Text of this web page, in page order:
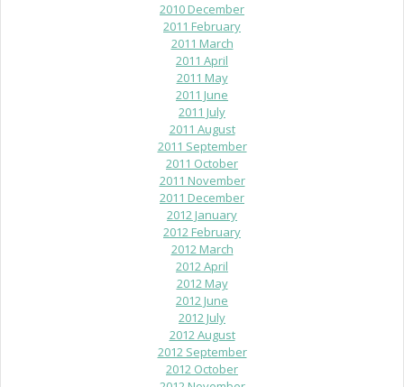
2010 December
2011 February
2011 March
2011 April
2011 May
2011 June
2011 July
2011 August
2011 September
2011 October
2011 November
2011 December
2012 January
2012 February
2012 March
2012 April
2012 May
2012 June
2012 July
2012 August
2012 September
2012 October